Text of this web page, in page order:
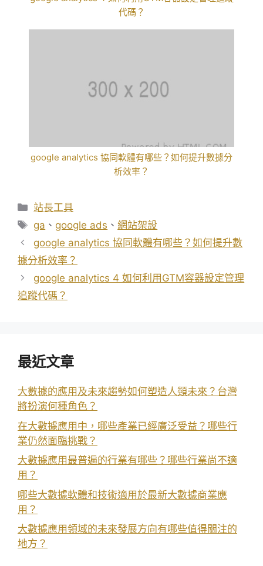
代碼？
google analytics 協同軟體有哪些？如何提升數據分
析效率？
分
類
站長工具
標
籤
ga 、 google ads 、網站架設
google analytics 協同軟體有哪些？如何提升數
據分析效率？
google analytics 4 如何利用GTM容器設定管理
追蹤代碼？
最近文章
大數據的應用及未來趨勢如何塑造人類未來？台灣
將扮演何種角色？
在大數據應用中，哪些產業已經廣泛受益？哪些行
業仍然面臨挑戰？
大數據應用最普遍的行業有哪些？哪些行業尚不適
用？
哪些大數據軟體和技術適用於最新大數據商業應
用？
大數據應用領域的未來發展方向有哪些值得關注的
地方？